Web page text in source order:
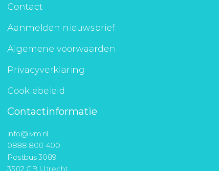
Contact
Aanmelden nieuwsbrief
Algemene voorwaarden
Privacyverklaring
Cookiebeleid
Contactinformatie
info@ivm.nl
0888 800 400
Postbus 3089
3502 GB Utrecht